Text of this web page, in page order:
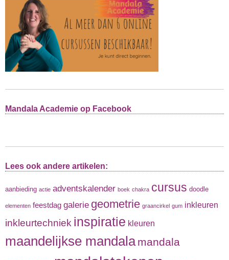
Mandala Academie op Facebook
Lees ook andere artikelen:
aanbieding actie adventskalender boek chakra cursus doodle
elementen feestdag galerie geometrie graancirkel gum inkleuren
inkleurtechniek inspiratie kleuren
maandelijkse mandala mandala